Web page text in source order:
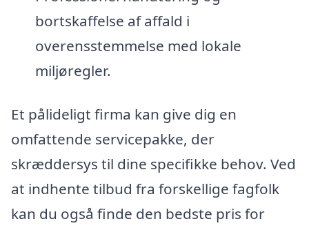
bortskaffelse af affald i
overensstemmelse med lokale
miljøregler.
Et pålideligt firma kan give dig en
omfattende servicepakke, der
skræddersys til dine specifikke behov. Ved
at indhente tilbud fra forskellige fagfolk
kan du også finde den bedste pris for